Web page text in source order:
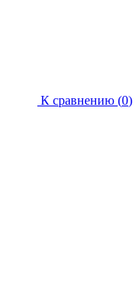
К сравнению (0)